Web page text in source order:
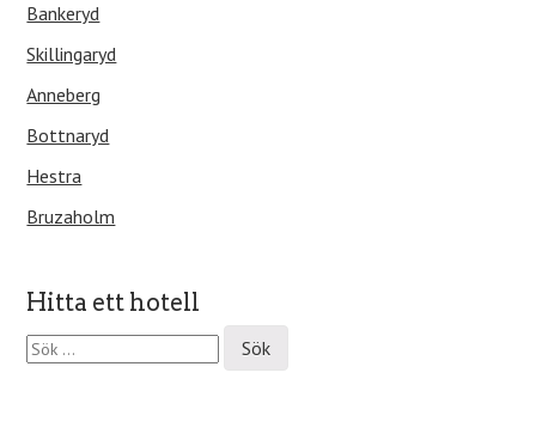
Bankeryd
Skillingaryd
Anneberg
Bottnaryd
Hestra
Bruzaholm
Hitta ett hotell
S
ö